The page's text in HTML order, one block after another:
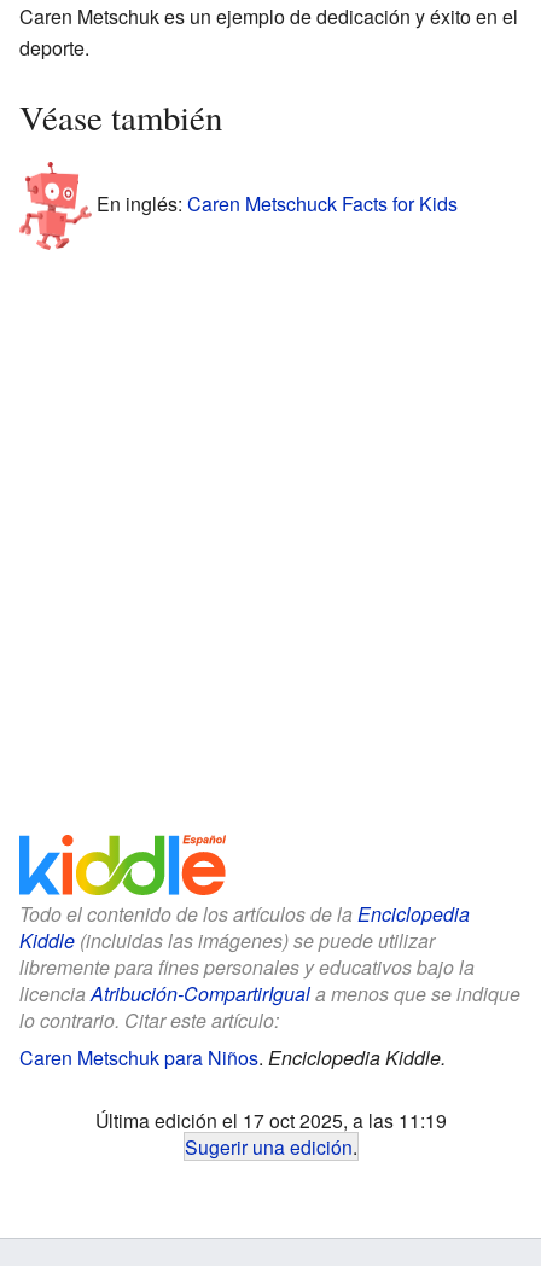
Caren Metschuk es un ejemplo de dedicación y éxito en el
deporte.
Véase también
En inglés: Caren Metschuck Facts for Kids
Todo el contenido de los artículos de la Enciclopedia
Kiddle (incluidas las imágenes) se puede utilizar
libremente para fines personales y educativos bajo la
licenciaAtribución-CompartirIguala menos que se indique
lo contrario. Citar este artículo:
Caren Metschuk para Niños. Enciclopedia Kiddle.
Última edición el 17 oct 2025, a las 11:19
Sugerir una edición.